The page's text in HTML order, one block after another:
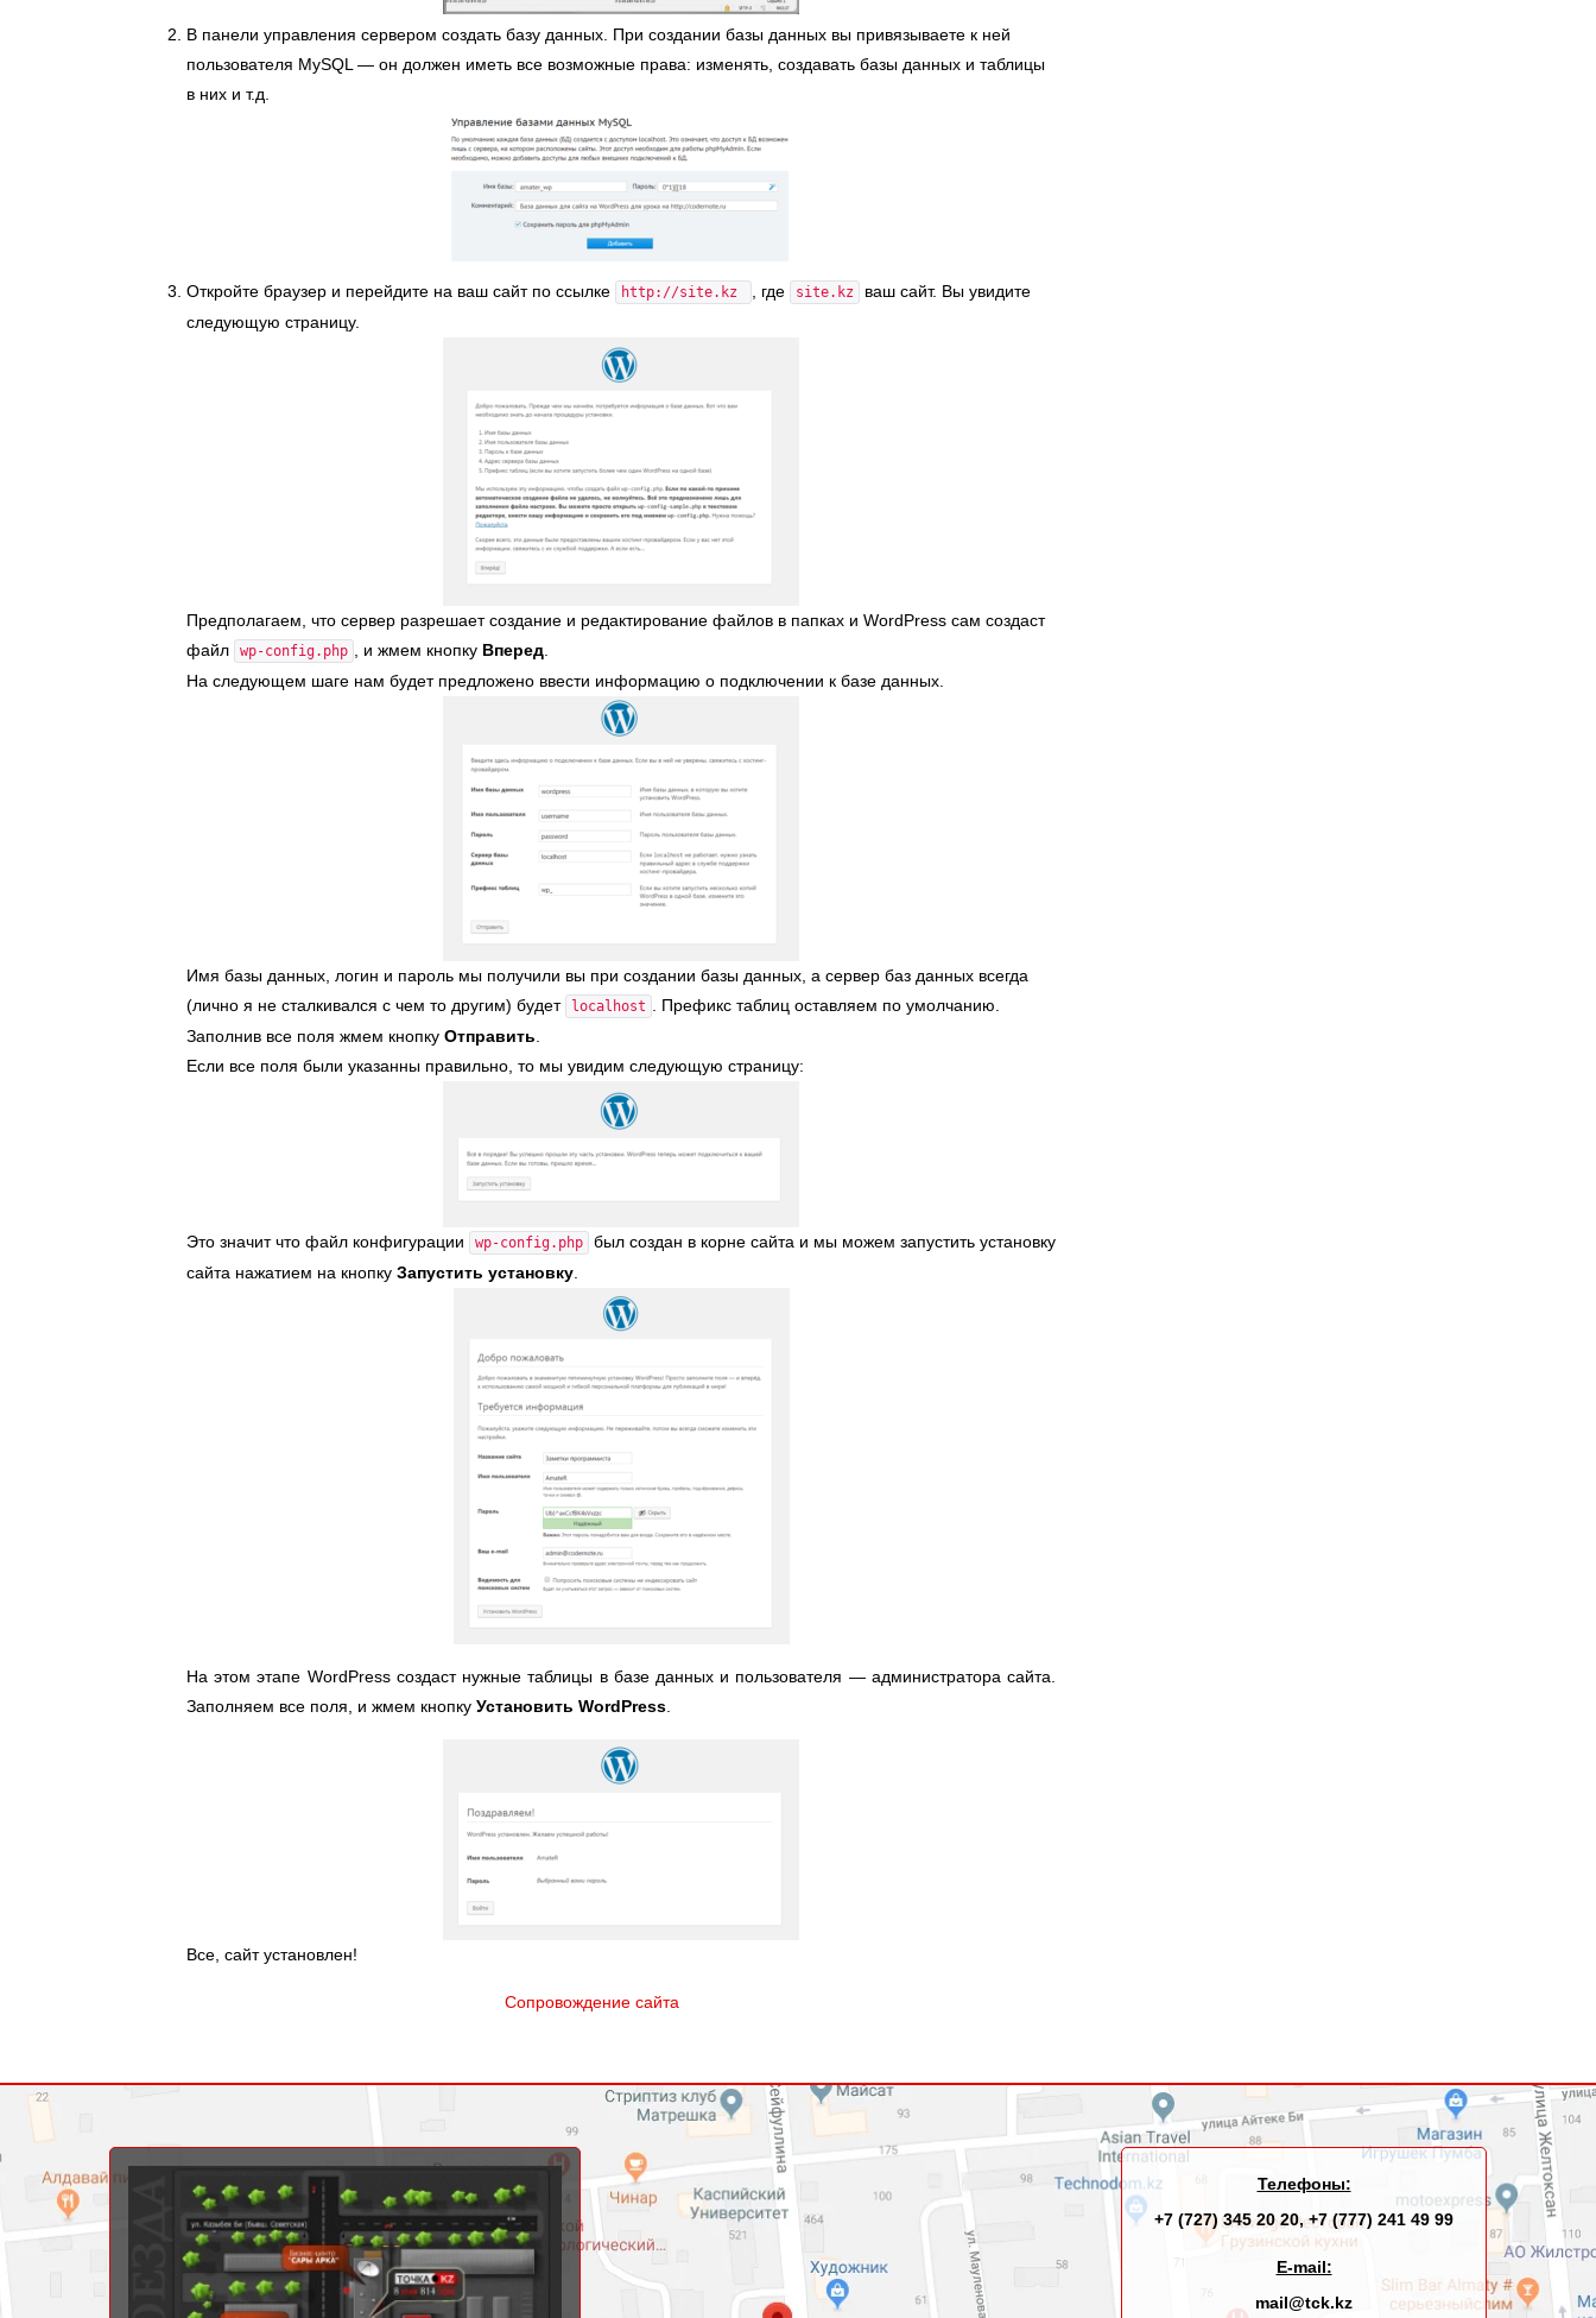
В панели управления сервером создать базу данных. При создании базы данных вы привязываете к ней
пользователя MySQL — он должен иметь все возможные права: изменять, создавать базы данных и таблицы
в них и т.д.
Откройте браузер и перейдите на ваш сайт по ссылке http://site.kz , где site.kz
ваш сайт. Вы увидите
следующую страницу.
Предполагаем, что сервер разрешает создание и редактирование файлов в папках и WordPress сам создаст
файл
wp-config.php , и жмем кнопку Вперед
На следующем шаге нам будет предложено ввести информацию о подключении к базе данных.
Имя базы данных, логин и пароль мы получили вы при создании базы данных, а сервер баз данных всегда
(лично я не сталкивался с чем то другим) будет
localhost
. Префикс таблиц оставляем по умолчанию.
Заполнив все поля жмем кнопку Отправить
Если все поля были указанны правильно, то мы увидим следующую страницу:
Это значит что файл конфигурации wp-config.php
был создан в корне сайта и мы можем запустить установку
сайта нажатием на кнопку Запустить установку
На этом этапе WordPress создаст нужные таблицы в базе данных и пользователя — администратора сайта.
Заполняем все поля, и жмем кнопку Установить WordPress
Все, сайт установлен!
Сопровождение сайта
Телефоны:
+7 (727) 345 20 20, +7 (777) 241 49 99
E-mail:
mail@tck.kz